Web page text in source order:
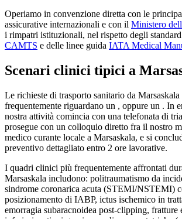
Operiamo in convenzione diretta con le
assicurative internazionali e con il Ministero
i rimpatri istituzionali, nel rispetto degli standard
CAMTS e delle linee guida IATA Medical
Scenari clinici tipici a
Le richieste di trasporto sanitario da Marsaskala
frequentemente riguardano un , oppure un . In
nostra attività comincia con una telefonata di
prosegue con un colloquio diretto fra il nostro
medico curante locale a Marsaskala, e si
preventivo dettagliato entro 2 ore lavorative.
I quadri clinici più frequentemente affrontati
Marsaskala includono: politraumatismo da
sindrome coronarica acuta (STEMI/NSTEMI)
posizionamento di IABP, ictus ischemico in
emorragia subaracnoidea post-clipping, fratture